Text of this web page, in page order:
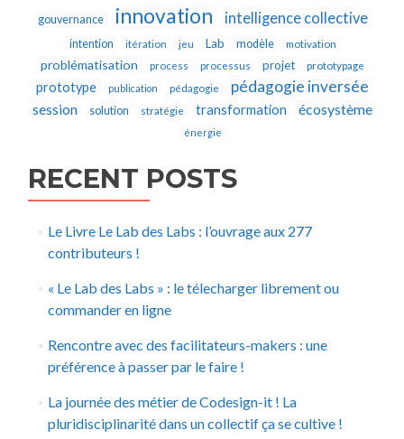
gouvernance innovation intelligence collective
intention itération jeu Lab modèle motivation
problématisation process processus projet prototypage
prototype publication pédagogie pédagogie inversée
session solution stratégie transformation écosystème
énergie
RECENT POSTS
Le Livre Le Lab des Labs : l’ouvrage aux 277
contributeurs !
« Le Lab des Labs » : le télecharger librement ou
commander en ligne
Rencontre avec des facilitateurs-makers : une
préférence à passer par le faire !
La journée des métier de Codesign-it ! La
pluridisciplinarité dans un collectif ça se cultive !